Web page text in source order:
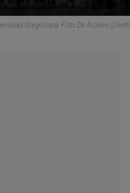
Gregoriana. Foto De Archivo (Zenit)